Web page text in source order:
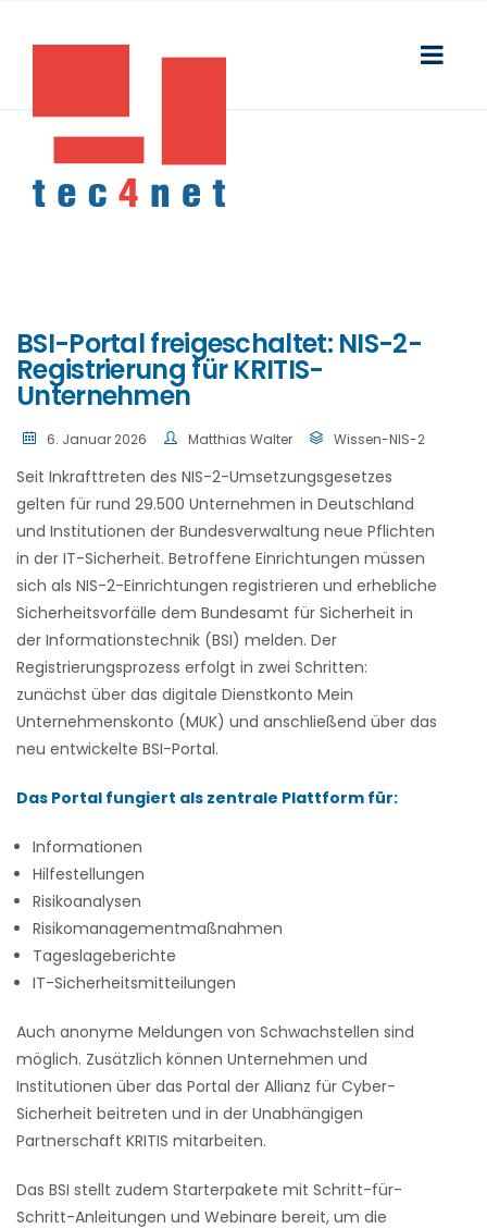
BSI-Portal freigeschaltet: NIS-2-
Registrierung für KRITIS-
Unternehmen
6. Januar 2026 Matthias Walter Wissen-NIS-2
Seit Inkrafttreten des NIS-2-Umsetzungsgesetzes
gelten für rund 29.500 Unternehmen in Deutschland
und Institutionen der Bundesverwaltung neue Pflichten
in der IT-Sicherheit. Betroffene Einrichtungen müssen
sich als NIS-2-Einrichtungen registrieren und erhebliche
Sicherheitsvorfälle dem Bundesamt für Sicherheit in
der Informationstechnik (BSI) melden. Der
Registrierungsprozess erfolgt in zwei Schritten:
zunächst über das digitale Dienstkonto Mein
Unternehmenskonto (MUK) und anschließend über das
neu entwickelte BSI-Portal.
Das Portal fungiert als zentrale Plattform für:
Informationen
Hilfestellungen
Risikoanalysen
Risikomanagementmaßnahmen
Tageslageberichte
IT-Sicherheitsmitteilungen
Auch anonyme Meldungen von Schwachstellen sind
möglich. Zusätzlich können Unternehmen und
Institutionen über das Portal der Allianz für Cyber-
Sicherheit beitreten und in der Unabhängigen
Partnerschaft KRITIS mitarbeiten.
Das BSI stellt zudem Starterpakete mit Schritt-für-
Schritt-Anleitungen und Webinare bereit, um die